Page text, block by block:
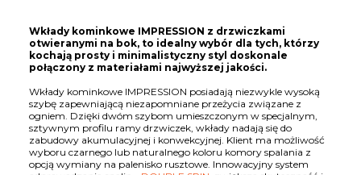
Wkłady kominkowe IMPRESSION z drzwiczkami
otwieranymi na bok, to idealny wybór dla tych, którzy
kochają prosty i minimalistyczny styl doskonale
połączony z materiałami najwyższej jakości.
Wkłady kominkowe IMPRESSION posiadają niezwykle wysoką
szybę zapewniającą niezapomniane przeżycia związane z
ogniem. Dzięki dwóm szybom umieszczonym w specjalnym,
sztywnym profilu ramy drzwiczek, wkłady nadają się do
zabudowy akumulacyjnej i konwekcyjnej. Klient ma możliwość
wyboru czarnego lub naturalnego koloru komory spalania z
opcją wymiany na palenisko rusztowe. Innowacyjny system